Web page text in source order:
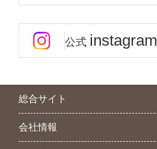
公式 instagram
総合サイト
会社情報